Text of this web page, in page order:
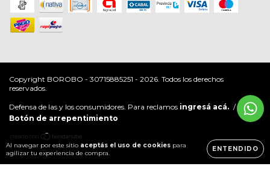
Al navegar por este sitio aceptás el uso de cookies para
agilizar tu experiencia de compra.
ENTENDIDO
Copyright BOROBO - 30715885251 - 2026. Todos los derechos
reservados.
Defensa de las y los consumidores. Para reclamos ingresá acá. /
Botón de arrepentimiento